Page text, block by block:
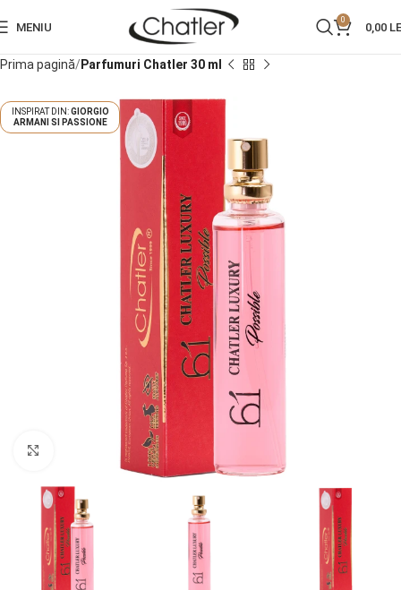
MENIU
0
0,00
Prima pagină Parfumuri Chatler 30 ml
GIORGIO
ARMANI SI PASSIONE
Click pentru a mări